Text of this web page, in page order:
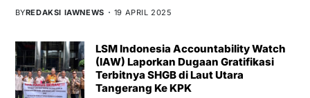
BYREDAKSI IAWNEWS 19 APRIL 2025
LSM Indonesia Accountability Watch
(IAW) Laporkan Dugaan Gratifikasi
Terbitnya SHGB di Laut Utara
Tangerang Ke KPK